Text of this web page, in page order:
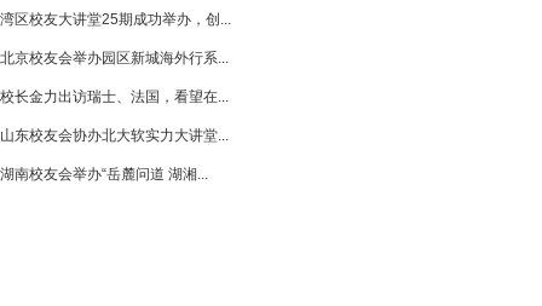
湾区校友大讲堂25期成功举办，创...
北京校友会举办园区新城海外行系...
校长金力出访瑞士、法国，看望在...
山东校友会协办北大软实力大讲堂...
湖南校友会举办“岳麓问道 湖湘...